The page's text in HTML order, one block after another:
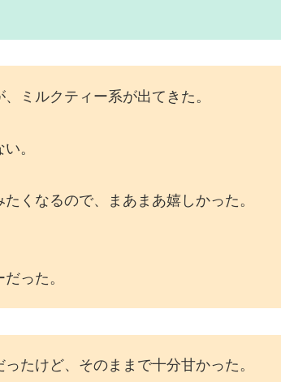
ミルクティー系が出てきた。
。
くなるので、まあまあ嬉しかった。
った。
たけど、そのままで十分甘かった。